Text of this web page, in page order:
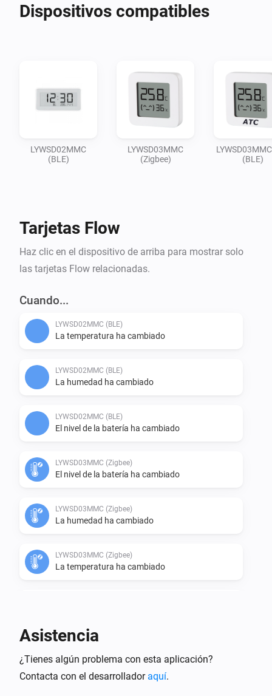
Dispositivos compatibles
LYWSD02MMC
(BLE)
LYWSD03MMC
(Zigbee)
(BLE)
Tarjetas Flow
Haz clic en el dispositivo de arriba para mostrar solo
las tarjetas Flow relacionadas.
Cuando...
LYWSD02MMC (BLE)
La temperatura ha cambiado
LYWSD02MMC (BLE)
La humedad ha cambiado
LYWSD02MMC (BLE)
El nivel de la batería ha cambiado
LYWSD03MMC (Zigbee)
El nivel de la batería ha cambiado
LYWSD03MMC (Zigbee)
La humedad ha cambiado
LYWSD03MMC (Zigbee)
La temperatura ha cambiado
La temperatura ha cambiado
Asistencia
¿Tienes algún problema con esta aplicación?
Contacta con el desarrollador aquí.